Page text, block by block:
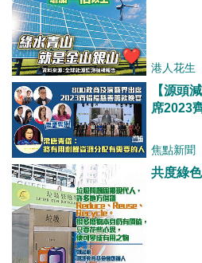
港人花生
【源頭
席2023
的人
焦點新聞
共度綠